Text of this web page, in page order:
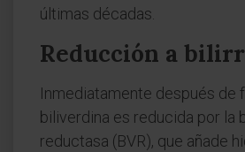
últimas décadas.
Reducción a
Inmediatamente después de
biliverdina es reducida por la
reductasa (BVR), que añade